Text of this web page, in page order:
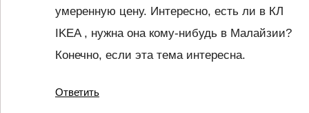
умеренную цену. Интересно, есть ли в КЛ
IKEA , нужна она кому-нибудь в Малайзии?
Конечно, если эта тема интересна.
Ответить